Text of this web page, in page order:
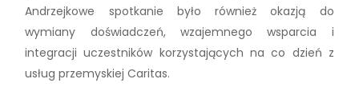
Andrzejkowe spotkanie było również okazją do
wymiany doświadczeń, wzajemnego wsparcia i
integracji uczestników korzystających na co dzień z
usług przemyskiej Caritas.